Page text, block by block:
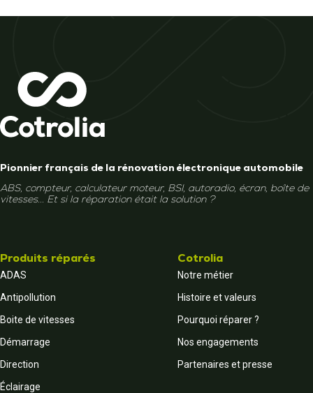
Pionnier français de la rénovation électronique automobile
ABS, compteur, calculateur moteur, BSI, autoradio, écran, boîte de
vitesses... Et si la réparation était la solution ?
Produits réparés
ADAS
Antipollution
Boite de vitesses
Démarrage
Direction
Éclairage
Cotrolia
Notre métier
Histoire et valeurs
Pourquoi réparer ?
Nos engagements
Partenaires et presse